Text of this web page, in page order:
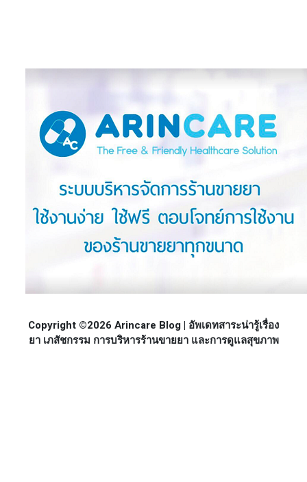
Copyright ©2026 Arincare Blog | อัพเดทสาระน่ารู้เรื่อง
ยา เภสัชกรรม การบริหารร้านขายยา และการดูแลสุขภาพ